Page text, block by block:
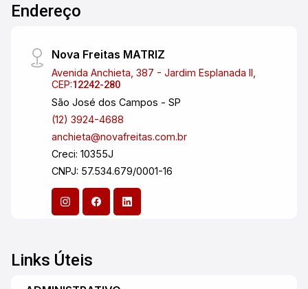
comércios e serviços da região. Não perca essa
oportunidade de adquirir seu novo lar! Entre em
Endereço
Nova Freitas MATRIZ
Avenida Anchieta, 387 - Jardim Esplanada II,
CEP:12242-280
São José dos Campos - SP
(12) 3924-4688
anchieta@novafreitas.com.br
Creci: 10355J
CNPJ: 57.534.679/0001-16
Links Úteis